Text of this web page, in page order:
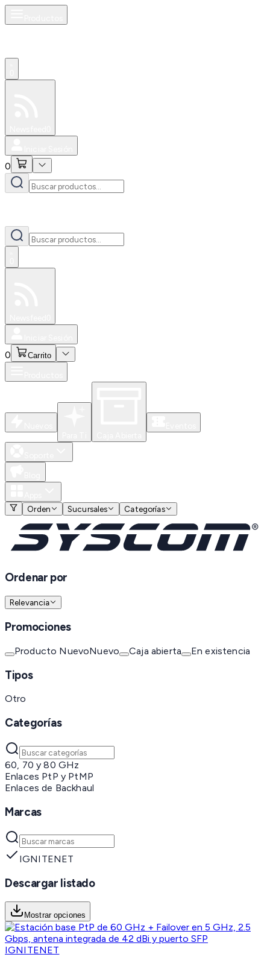
0
0 Carrito
Orden
Sucursales Categorías
Ordenar por
Relevancia
Promociones
Producto NuevoNuevo Caja abierta En existencia
Tipos
Otro
Categorías
60, 70 y 80 GHz
Enlaces PtP y PtMP
Enlaces de Backhaul
Marcas
IGNITENET
Descargar listado
Mostrar opciones
IGNITENET